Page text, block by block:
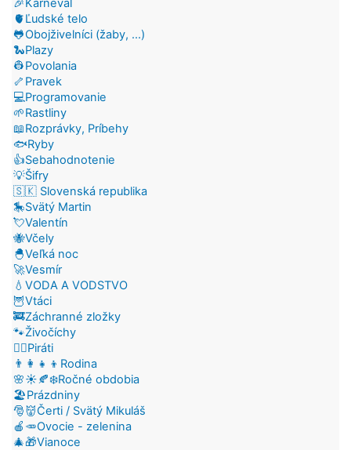
🎉Karneval
🫀Ľudské telo
🐸Obojživelníci (žaby, ...)
🐍Plazy
👷Povolania
🦴Pravek
💻Programovanie
🌱Rastliny
📖Rozprávky, Príbehy
🐟Ryby
👍Sebahodnotenie
💡Šifry
🇸🇰 Slovenská republika
🎠Svätý Martin
💘Valentín
🐝Včely
🐣Veľká noc
🚀Vesmír
💧VODA A VODSTVO
🦉Vtáci
🚒Záchranné zložky
🐾Živočíchy
🏴‍☠️Piráti
👨‍👩‍👧‍👦Rodina
🌸☀️🍂❄️Ročné obdobia
🏖️Prázdniny
🎅👹Čerti / Svätý Mikuláš
🍎🥕Ovocie - zelenina
🎄🎁Vianoce